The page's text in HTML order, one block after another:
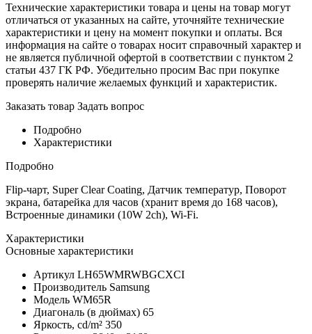
Технические характеристики товара и цены на товар могут
отличаться от указанных на сайте, уточняйте технические
характеристики и цену на момент покупки и оплаты. Вся
информация на сайте о товарах носит справочный характер и
не является публичной офертой в соответствии с пунктом 2
статьи 437 ГК РФ. Убедительно просим Вас при покупке
проверять наличие желаемых функций и характеристик.
Заказать товар Задать вопрос
Подробно
Характеристики
Подробно
Flip-чарт, Super Clear Coating, Датчик температур, Поворот
экрана, батарейка для часов (хранит время до 168 часов),
Встроенные динамики (10W 2ch), Wi-Fi.
Характеристики
Основные характеристики
Артикул LH65WMRWBGCXCI
Производитель Samsung
Модель WM65R
Диагональ (в дюймах) 65
Яркость, cd/m² 350